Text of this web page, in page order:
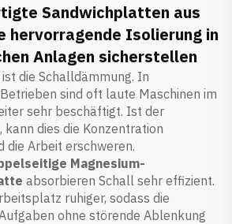
Sandwichplatten aus
hervorragende Isolierung in
Anlagen sicherstellen
die Schalldämmung. In
sind oft laute Maschinen im
sehr beschäftigt. Ist der
kann dies die Konzentration
die Arbeit erschweren.
Magnesium-
absorbieren Schall sehr effizient.
ruhiger, sodass die
ohne störende Ablenkung